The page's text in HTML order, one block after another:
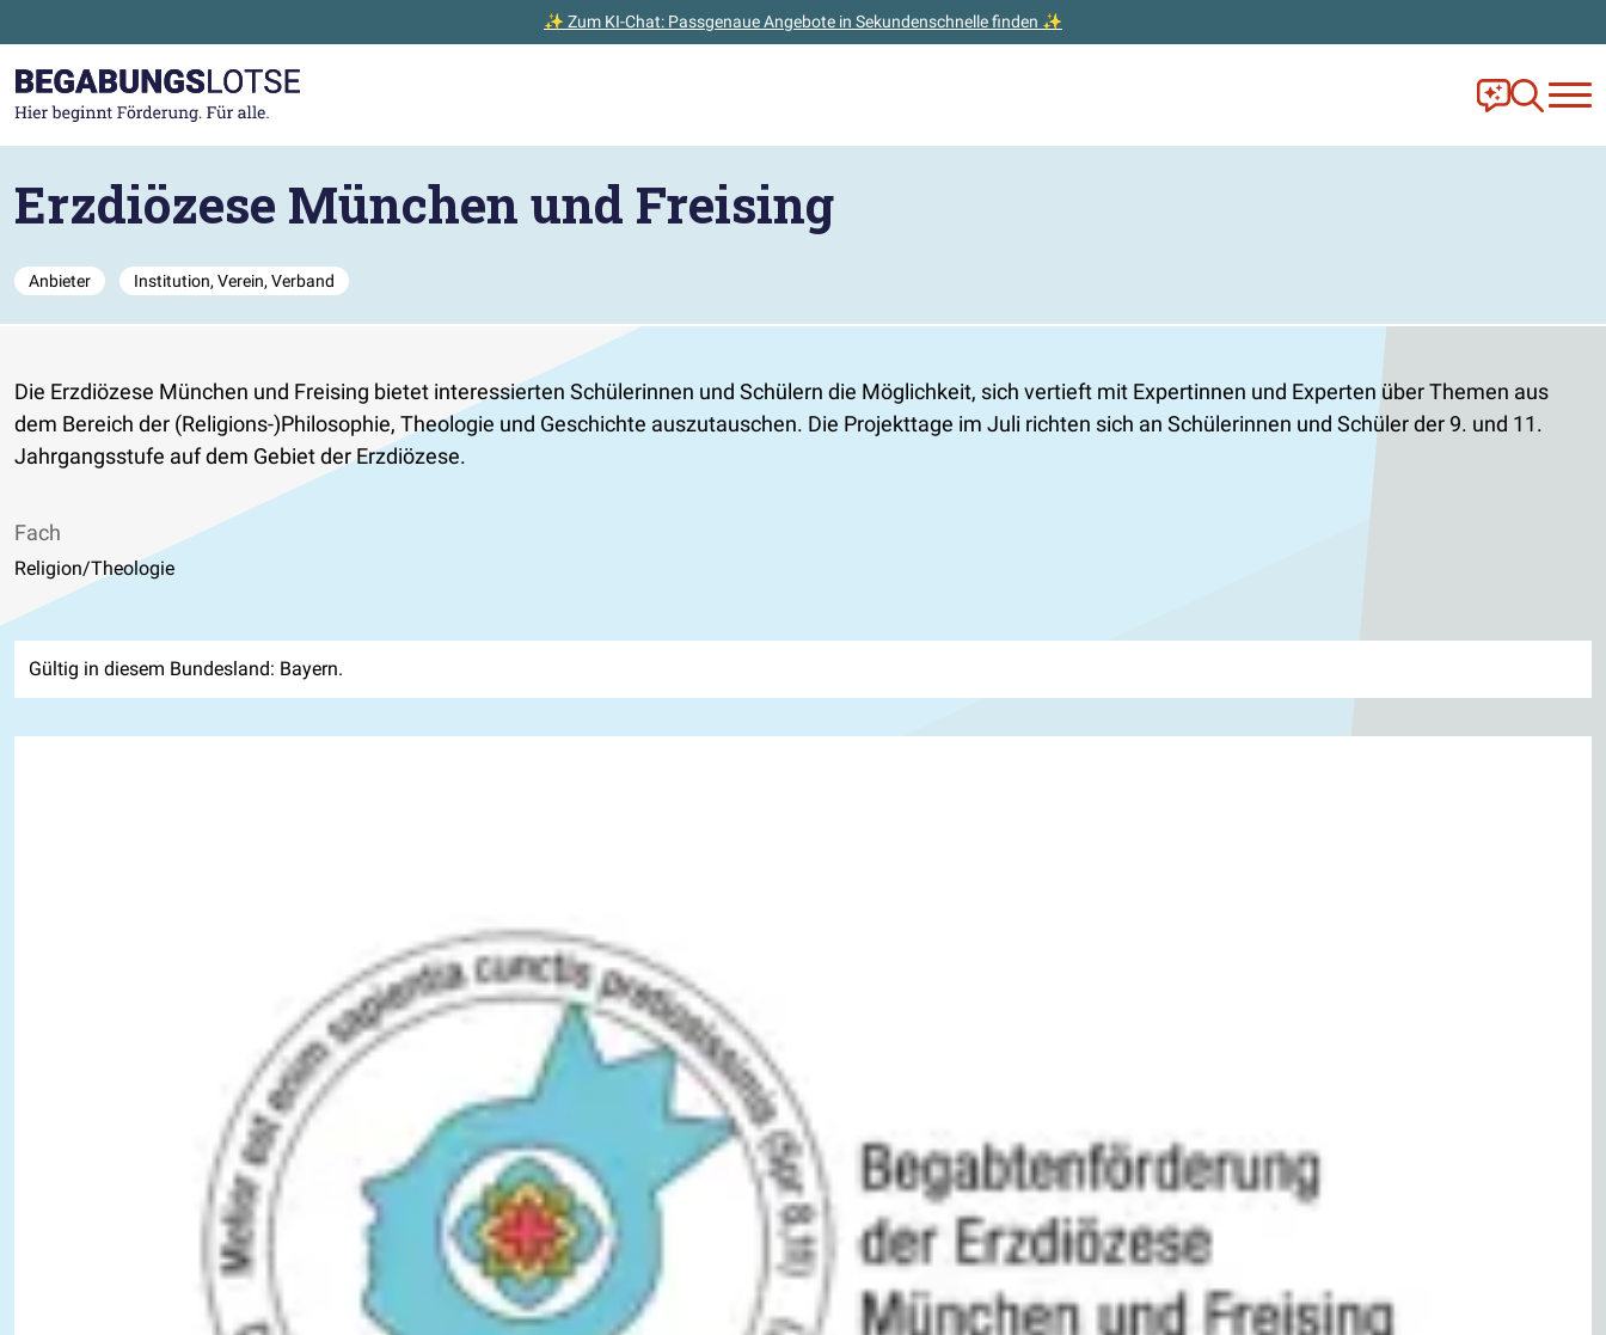
✨ Zum KI-Chat: Passgenaue Angebote in Sekundenschnelle finden ✨
Zur Startseite gehen
Frag Ella!
Zur
Erzdiözese München und Freising
Anbieter Institution, Verein, Verband
Die Erzdiözese München und Freising bietet interessierten Schülerinnen und Schülern die Möglichkeit, sich vertieft mit Expertinnen und Experten über Themen aus
dem Bereich der (Religions-)Philosophie, Theologie und Geschichte auszutauschen. Die Projekttage im Juli richten sich an Schülerinnen und Schüler der 9. und 11.
Jahrgangsstufe auf dem Gebiet der Erzdiözese.
Fach
Religion/Theologie
Gültig in diesem Bundesland: Bayern.